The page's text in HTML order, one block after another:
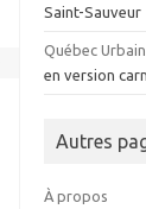
Saint-Sauveur
Québec Urbain
en version
Autres
À propos